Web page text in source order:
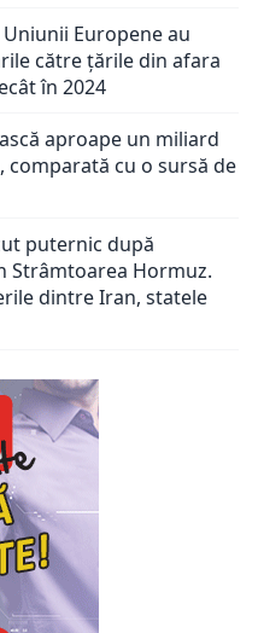
Europene au
către țările din afara
în 2024
aproape un miliard
comparată cu o sursă de
puternic după
Strâmtoarea Hormuz.
dintre Iran, statele